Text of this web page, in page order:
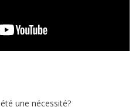
été une nécessité?